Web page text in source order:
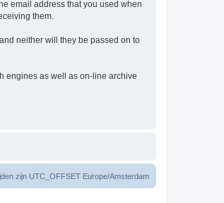
email address that you used when
them.
neither will they be passed on to
engines as well as on-line archive
zijn UTC_OFFSET Europe/Amsterdam